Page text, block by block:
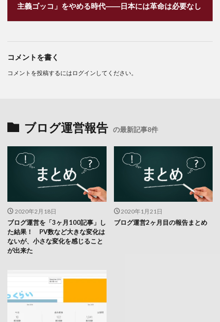
主義ゴッコ」をやめる時代――日本には革命は必要なし
コメントを書く
コメントを投稿するには ログイン してください。
ブログ運営報告 の最新記事8件
2020年2月18日
ブログ運営を「3ヶ月100記事」し
た結果！ PV数など大きな変化は
ないが、小さな変化を感じること
が出来た
2020年1月21日
ブログ運営2ヶ月目の報告まとめ